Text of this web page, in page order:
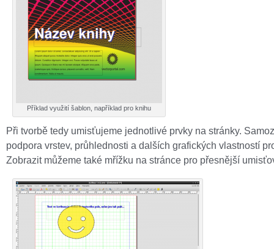
Příklad využití šablon, například pro knihu
Při tvorbě tedy umisťujeme jednotlivé prvky na stránky.
podpora vrstev, průhlednosti a dalších grafických vlastností
Zobrazit můžeme také mřížku na stránce pro přesnější